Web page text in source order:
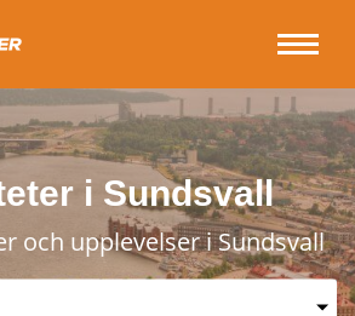
i Sundsvall
och upplevelser i Sundsvall